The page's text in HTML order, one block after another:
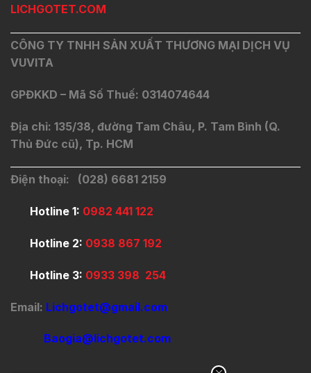
LICHGOTET.COM
CÔNG TY TNHH SẢN XUẤT THƯƠNG MẠI DỊCH VỤ
VUVITA
GPĐKKD – Mã Số Thuế: 0314074644
Địa chỉ: 135/38, đường Tam Châu, P. Tam Bình (Q.
Thủ Đức cũ), Tp. HCM
Điện thoại: (028) 6681 2159
Hotline 1: 0982 441 122
Hotline 2: 0938 867 192
Hotline 3: 0933 398 254
Email: Lichgotet@gmail.com
Baogia@lichgotet.com